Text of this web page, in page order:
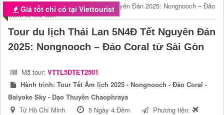
Giá tốt chỉ có tại Viettourist
Tour du lịch Thái Lan 5N4Đ Tết Nguyên Đán
2025: Nongnooch – Đảo Coral từ Sài Gòn
Mã tour: VTTL5DTET2501
Hành trình: Tour Tết Âm lịch 2025 - Nongnooch - Đảo Coral -
Baiyoke Sky - Dạo Thuyền Chaophraya
Từ Hồ Chí Minh
5 Ngày 4 Đêm Phương tiện: